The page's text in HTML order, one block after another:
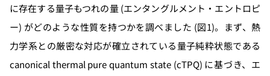
に存在する量子もつれの量 (エンタングルメント・エントロピ
ー) がどのような性質を持つかを調べました (図1)。まず、熱
力学系との厳密な対応が確立されている量子純粋状態である
canonical thermal pure quantum state (cTPQ) に基づき、エ